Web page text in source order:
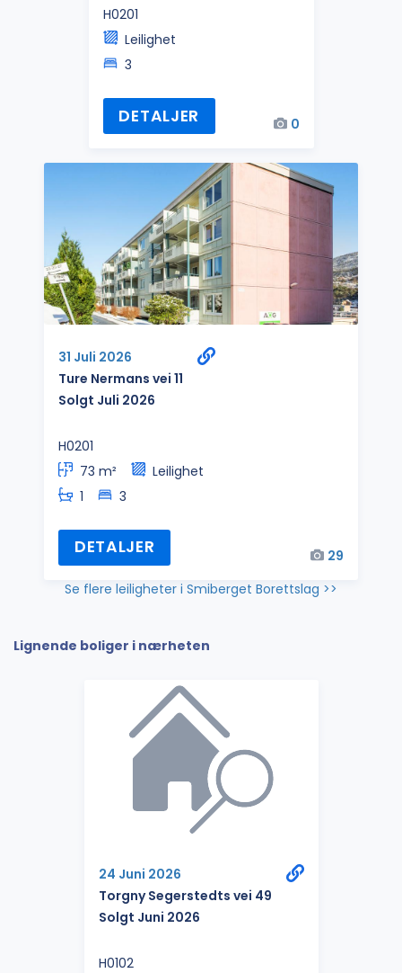
H0201
Leilighet
3
DETALJER 0
31 Juli 2026
Ture Nermans vei 11
Solgt Juli 2026
H0201
73 m²
Leilighet
1
3
DETALJER
29
Se flere leiligheter i Smiberget Borettslag >>
Lignende boliger i nærheten
24 Juni 2026
Torgny Segerstedts vei 49
Solgt Juni 2026
H0102